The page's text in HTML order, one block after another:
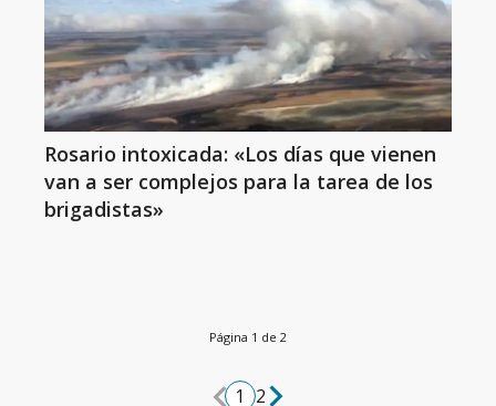
Rosario intoxicada: «Los días que vienen
van a ser complejos para la tarea de los
brigadistas»
Página 1 de 2
1 2